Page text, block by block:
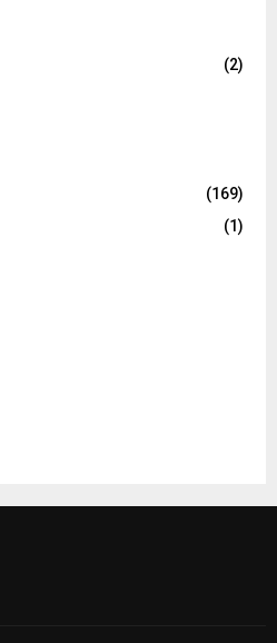
(2)
(169)
(1)